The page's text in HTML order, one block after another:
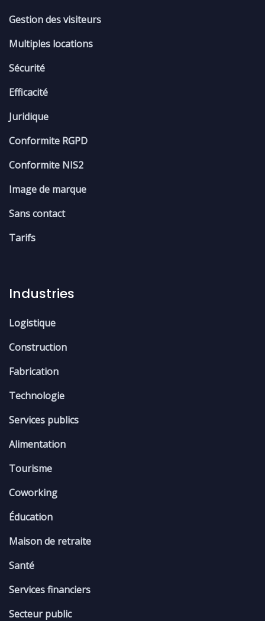
Gestion des visiteurs
Multiples locations
Sécurité
Efficacité
Juridique
Conformite RGPD
Conformite NIS2
Image de marque
Sans contact
Tarifs
Industries
Logistique
Construction
Fabrication
Technologie
Services publics
Alimentation
Tourisme
Coworking
Éducation
Maison de retraite
Santé
Services financiers
Secteur public